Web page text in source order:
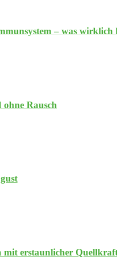
– was
Rausch
mit erstaunlicher